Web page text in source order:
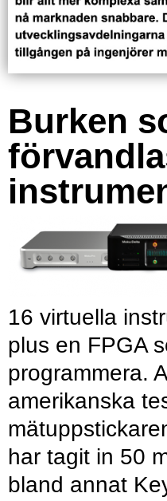
Burken
16 virtuella
plus en FPGA
programmera.
amerikanska
har tagit in 50
bland annat